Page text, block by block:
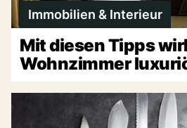
Immobilien & Interieur
Mit diesen Tipps
Wohnzimmer